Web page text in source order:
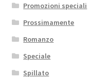
Promozioni speciali
Prossimamente
Romanzo
Speciale
Spillato